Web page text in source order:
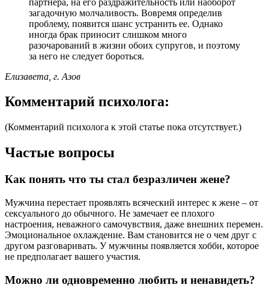
загадочную молчаливость. Вовремя определив
проблему, появится шанс устранить ее. Однако
иногда брак приносит слишком много
разочарований в жизни обоих супругов, и поэтому
за него не следует бороться.
Елизавета, г. Азов
Комментарий психолога:
(Комментарий психолога к этой статье пока отсутствует.)
Частые вопросы
Как понять что ты стал безразличен жене?
Мужчина перестает проявлять всяческий интерес к жене – от
сексуального до обычного. Не замечает ее плохого
настроения, неважного самочувствия, даже внешних перемен.
Эмоциональное охлаждение. Вам становится не о чем друг с
другом разговаривать. У мужчины появляется хобби, которое
не предполагает вашего участия.
Можно ли одновременно любить и ненавидеть?